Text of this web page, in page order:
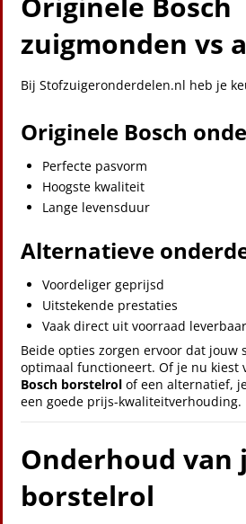
zuigmonden vs
Bij Stofzuigeronderdelen.nl heb je
Originele Bosch
Perfecte pasvorm
Hoogste kwaliteit
Lange levensduur
Alternatieve
Voordeliger geprijsd
Uitstekende prestaties
Vaak direct uit voorraad leverbaar
Beide opties zorgen ervoor dat jouw
optimaal functioneert. Of je nu kiest
Bosch borstelrol of een alternatief,
een goede prijs-kwaliteitverhouding.
Onderhoud van
borstelrol